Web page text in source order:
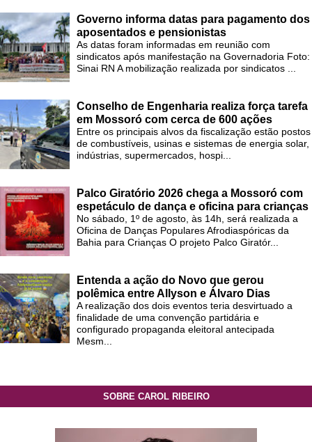
Governo informa datas para pagamento dos
aposentados e pensionistas
As datas foram informadas em reunião com
sindicatos após manifestação na Governadoria Foto:
Sinai RN A mobilização realizada por sindicatos ...
Conselho de Engenharia realiza força tarefa
em Mossoró com cerca de 600 ações
Entre os principais alvos da fiscalização estão postos
de combustíveis, usinas e sistemas de energia solar,
indústrias, supermercados, hospi...
Palco Giratório 2026 chega a Mossoró com
espetáculo de dança e oficina para crianças
No sábado, 1º de agosto, às 14h, será realizada a
Oficina de Danças Populares Afrodiaspóricas da
Bahia para Crianças O projeto Palco Giratór...
Entenda a ação do Novo que gerou
polêmica entre Allyson e Álvaro Dias
A realização dos dois eventos teria desvirtuado a
finalidade de uma convenção partidária e
configurado propaganda eleitoral antecipada
Mesm...
SOBRE CAROL RIBEIRO